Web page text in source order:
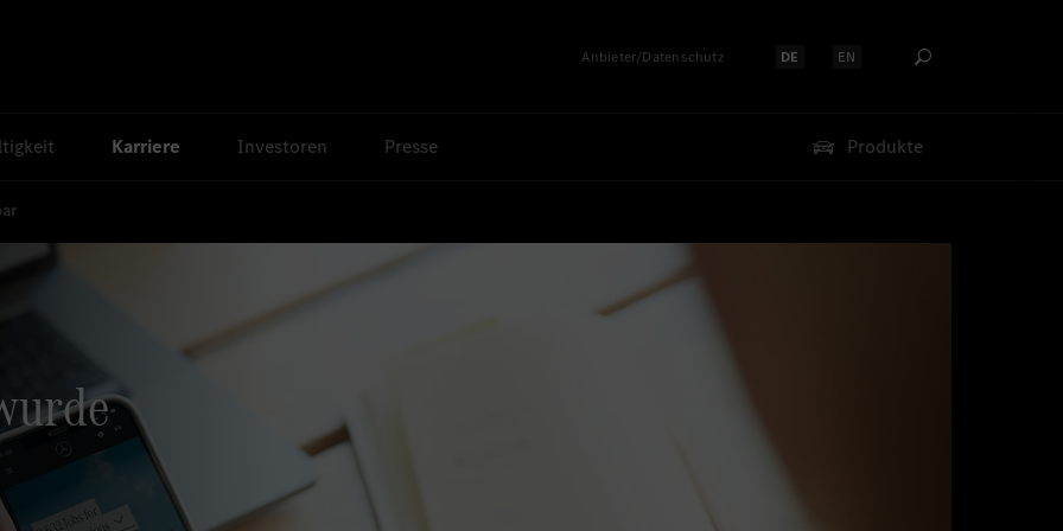
Anbieter/Datenschutz Sprache auswählen:
DE Sprache auswählen:
EN
Karriere Investoren Presse Produkte